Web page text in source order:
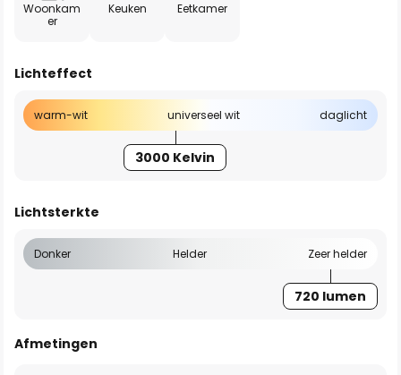
Woonkam
er
Keuken Eetkamer
Lichteffect
warm-wit universeel wit daglicht
3000 Kelvin
Lichtsterkte
Donker Helder Zeer helder
720 lumen
Afmetingen